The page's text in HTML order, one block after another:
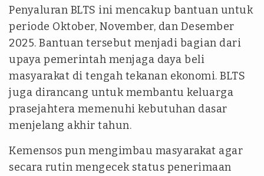
Penyaluran BLTS ini mencakup bantuan untuk
periode Oktober, November, dan Desember
2025. Bantuan tersebut menjadi bagian dari
upaya pemerintah menjaga daya beli
masyarakat di tengah tekanan ekonomi. BLTS
juga dirancang untuk membantu keluarga
prasejahtera memenuhi kebutuhan dasar
menjelang akhir tahun.
Kemensos pun mengimbau masyarakat agar
secara rutin mengecek status penerimaan